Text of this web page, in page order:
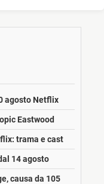
agosto Netflix
Eastwood
trama e cast
14 agosto
causa da 105